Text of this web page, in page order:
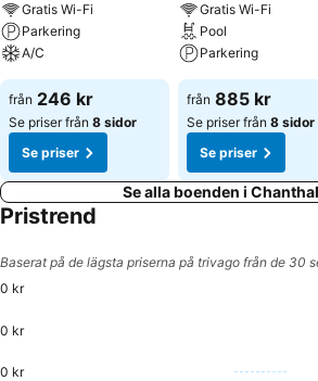
Gratis Wi-Fi
Parkering
A/C
från 246 kr
Se priser från 8 sidor
Se priser
Gratis Wi-Fi
Pool
Parkering
från 885 kr
Se priser från 8 sidor
Se priser
Se alla boenden i
Pristrend
Baserat på de lägsta priserna på trivago från de 30
0 kr
0 kr
0 kr